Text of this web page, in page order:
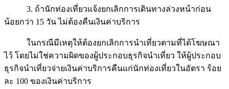
3. ถ้านักท่องเที่ยวแจ้งยกเลิกการเดินทางล่วงหน้าก่อน
น้อยกว่า 15 วัน ไม่ต้องคืนเงินค่าบริการ
ในกรณีมีเหตุให้ต้องยกเลิกการนำเที่ยวตามที่ได้โฆษณา
ไว้ โดยไม่ใช่ความผิดของผู้ประกอบธุรกิจนำเที่ยว ให้ผู้ประกอบ
ธุรกิจนำเที่ยวจ่ายเงินค่าบริการคืนแก่นักท่องเที่ยวในอัตรา ร้อย
ละ 100 ของเงินค่าบริการ